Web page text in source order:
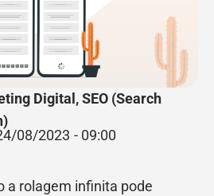
Digital ,SEO (Search
08/2023 - 09:00
a rolagem infinita pode